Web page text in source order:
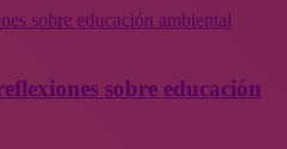
sobre educación ambiental
sobre educación